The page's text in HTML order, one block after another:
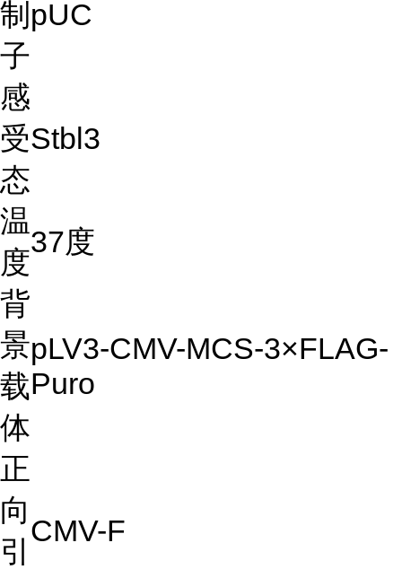
制
子
pUC
感
受
态
Stbl3
温
度
37度
背
景
载
体
pLV3-CMV-MCS-3×FLAG-
Puro
正
向
引
CMV-F